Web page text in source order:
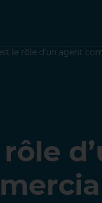
le rôle d’un agent